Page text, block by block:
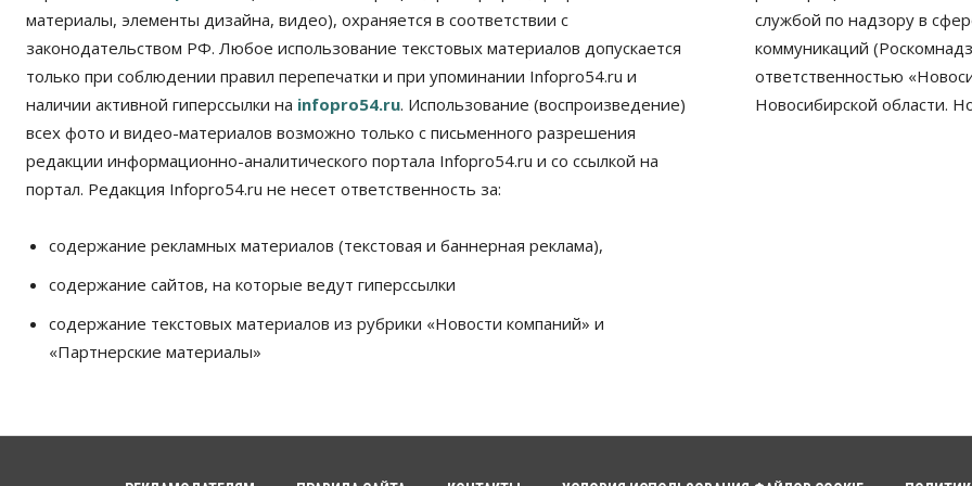
материалы, элементы дизайна, видео), охраняется в соответствии с
законодательством РФ. Любое использование текстовых материалов допускается
только при соблюдении правил перепечатки и при упоминании Infopro54.ru и
наличии активной гиперссылки на infopro54.ru. Использование (воспроизведение)
всех фото и видео-материалов возможно только с письменного разрешения
редакции информационно-аналитического портала Infopro54.ru и со ссылкой на
портал. Редакция Infopro54.ru не несет ответственность за:
содержание рекламных материалов (текстовая и баннерная реклама),
содержание сайтов, на которые ведут гиперссылки
содержание текстовых материалов из рубрики «Новости компаний» и
«Партнерские материалы»
службой по надзору в
коммуникаций
ответственностью
Новосибирской области.